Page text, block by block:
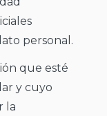
personal.
que esté
y cuyo
la